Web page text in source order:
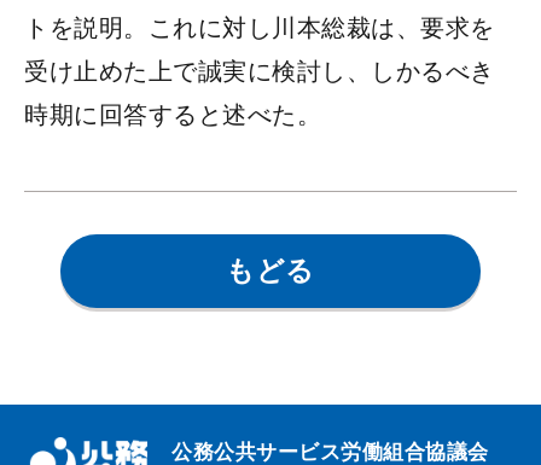
トを説明。これに対し川本総裁は、要求を
受け止めた上で誠実に検討し、しかるべき
時期に回答すると述べた。
もどる
公務公共サービス労働組合協議会